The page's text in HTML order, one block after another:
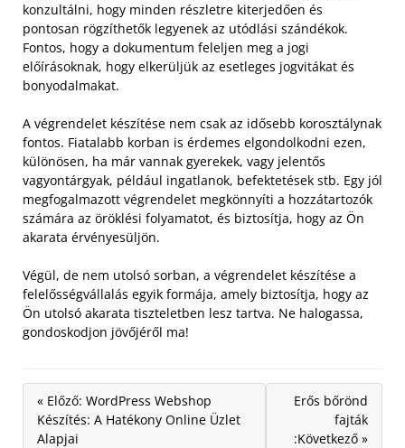
konzultálni, hogy minden részletre kiterjedően és
pontosan rögzíthetők legyenek az utódlási szándékok.
Fontos, hogy a dokumentum feleljen meg a jogi
előírásoknak, hogy elkerüljük az esetleges jogvitákat és
bonyodalmakat.
A végrendelet készítése nem csak az idősebb korosztálynak
fontos. Fiatalabb korban is érdemes elgondolkodni ezen,
különösen, ha már vannak gyerekek, vagy jelentős
vagyontárgyak, például ingatlanok, befektetések stb. Egy jól
megfogalmazott végrendelet megkönnyíti a hozzátartozók
számára az öröklési folyamatot, és biztosítja, hogy az Ön
akarata érvényesüljön.
Végül, de nem utolsó sorban, a végrendelet készítése a
felelősségvállalás egyik formája, amely biztosítja, hogy az
Ön utolsó akarata tiszteletben lesz tartva. Ne halogassa,
gondoskodjon jövőjéről ma!
« Előző: WordPress Webshop
Készítés: A Hatékony Online Üzlet
Alapjai
Erős bőrönd
fajták
:Következő »